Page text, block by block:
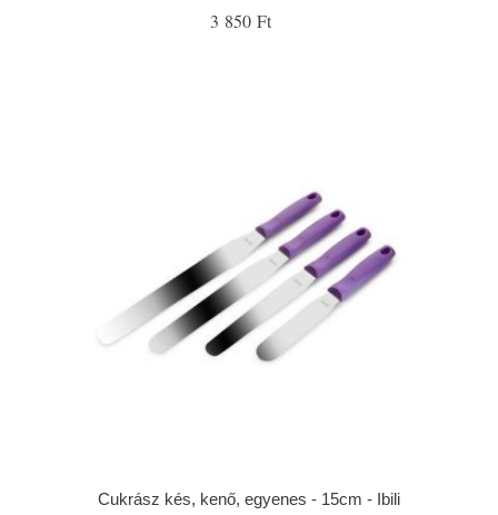
3 850 Ft
Cukrász kés, kenő, egyenes - 15cm - Ibili